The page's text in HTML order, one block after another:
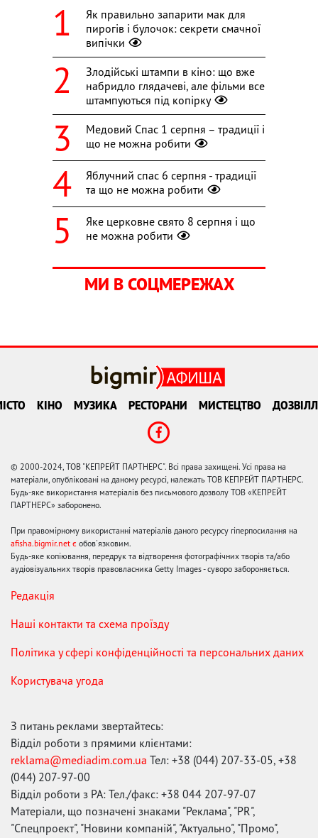
Як правильно запарити мак для
пирогів і булочок: секрети смачної
випічки
Злодійські штампи в кіно: що вже
набридло глядачеві, але фільми все
штампуються під копірку
Медовий Спас 1 серпня – традиції і
що не можна робити
Яблучний спас 6 серпня - традиції
та що не можна робити
Яке церковне свято 8 серпня і що
не можна робити
МИ В СОЦМЕРЕЖАХ
КІНО МУЗИКА РЕСТОРАНИ МИСТЕЦТВО
© 2000-2024, ТОВ "КЕПРЕЙТ ПАРТНЕРС". Всі права захищені. Усі права на
матеріали, опубліковані на даному ресурсі, належать ТОВ КЕПРЕЙТ ПАРТНЕРС.
Будь-яке використання матеріалів без письмового дозволу ТОВ «КЕПРЕЙТ
ПАРТНЕРС» заборонено.
При правомірному використанні матеріалів даного ресурсу гіперпосилання на
afisha.bigmir.net є обов'язковим.
Будь-яке копіювання, передрук та відтворення фотографічних творів та/або
аудіовізуальних творів правовласника Getty Images - суворо забороняється.
Редакція
Наші контакти та схема проїзду
Політика у сфері конфіденційності та персональних даних
Користувача угода
З питань реклами звертайтесь:
Відділ роботи з прямими клієнтами:
reklama@mediadim.com.ua Тел: +38 (044) 207-33-05, +38
(044) 207-97-00
Відділ роботи з РА: Тел./факс: +38 044 207-97-07
Матеріали, що позначені знаками "Реклама", "PR",
"Спецпроект", "Новини компаній", "Актуально", "Промо",